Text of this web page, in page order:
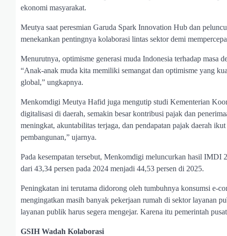
ekonomi masyarakat.
Meutya saat peresmian Garuda Spark Innovation Hub dan
menekankan pentingnya kolaborasi lintas sektor demi
Menurutnya, optimisme generasi muda Indonesia terhadap masa
“Anak-anak muda kita memiliki semangat dan optimisme yang
global,” ungkapnya.
Menkomdigi Meutya Hafid juga mengutip studi Kementerian
digitalisasi di daerah, semakin besar kontribusi pajak dan
meningkat, akuntabilitas terjaga, dan pendapatan pajak daerah
pembangunan,” ujarnya.
Pada kesempatan tersebut, Menkomdigi meluncurkan hasil
dari 43,34 persen pada 2024 menjadi 44,53 persen di 2025.
Peningkatan ini terutama didorong oleh tumbuhnya konsumsi e-
mengingatkan masih banyak pekerjaan rumah di sektor layanan
layanan publik harus segera mengejar. Karena itu pemerintah
GSIH Wadah Kolaborasi